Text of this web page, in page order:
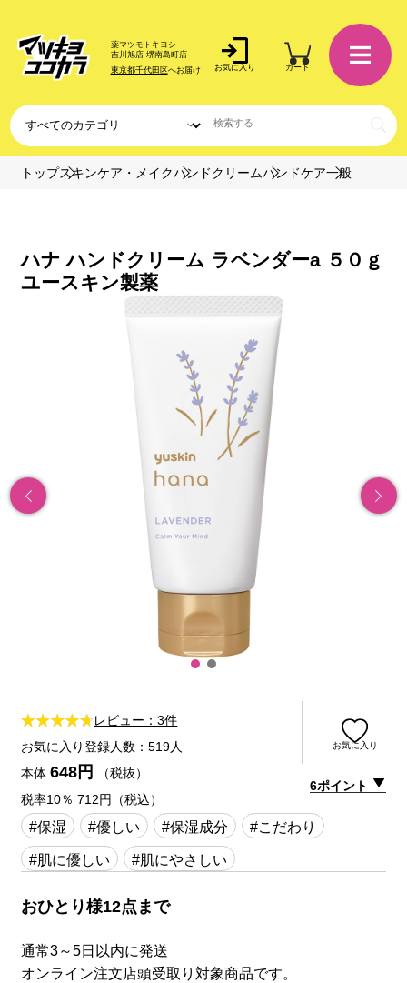
薬マツモトキヨシ
吉川旭店 堺南島町店
東京都千代田区へお届け お気に入り カート
トップスキンケア・メイクハンドクリームハンドケア一般
ハナ ハンドクリーム ラベンダーa ５０ｇ
ユースキン製薬
レビュー：3件
お気に入り登録人数：519人
お気に入り
本体 648円
（税抜）
税率10％ 712円（税込）
6ポイント
#保湿 #優しい #保湿成分
#こだわり
#肌に優しい
#肌にやさしい
おひとり様12点まで
通常3～5日以内に発送
オンライン注文店頭受取り対象商品です。